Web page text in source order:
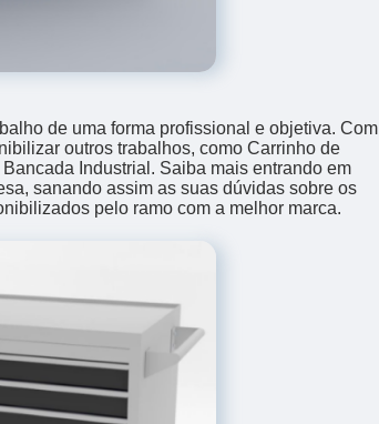
de uma forma profissional e objetiva. Com
outros trabalhos, como Carrinho de
Industrial. Saiba mais entrando em
sanando assim as suas dúvidas sobre os
pelo ramo com a melhor marca.